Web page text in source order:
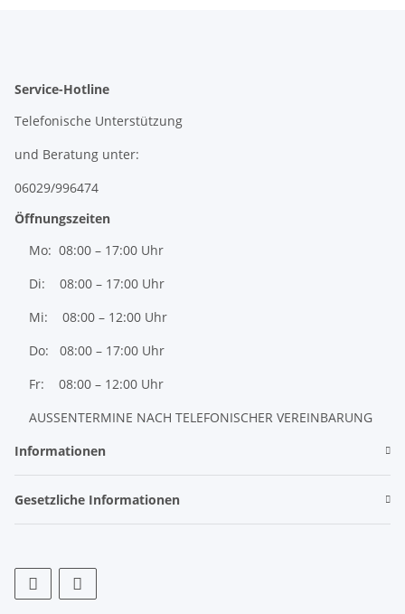
Service-Hotline
Telefonische Unterstützung
und Beratung unter:
06029/996474
Öffnungszeiten
Mo: 08:00 – 17:00 Uhr
Di: 08:00 – 17:00 Uhr
Mi: 08:00 – 12:00 Uhr
Do: 08:00 – 17:00 Uhr
Fr: 08:00 – 12:00 Uhr
AUSSENTERMINE NACH TELEFONISCHER VEREINBARUNG
Informationen
Gesetzliche Informationen